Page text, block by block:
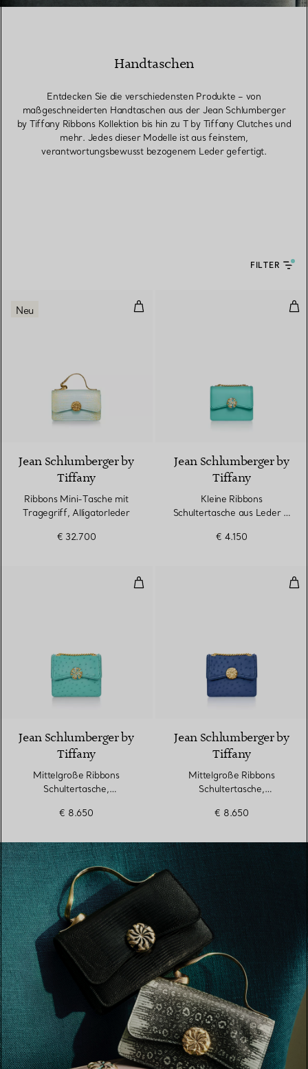
Handtaschen
Entdecken Sie die verschiedensten Produkte – von
maßgeschneiderten Handtaschen aus der Jean Schlumberger
by Tiffany Ribbons Kollektion bis hin zu T by Tiffany Clutches und
mehr. Jedes dieser Modelle ist aus feinstem,
verantwortungsbewusst bezogenem Leder gefertigt.
FILTER
Ribbons Mini-Tasche mit
Neu
Jean Schlumberger by
Tiffany
Ribbons Mini-Tasche mit
Tragegriff, Alligatorleder
€ 32.700
Jean Schlumberger by
Tiffany
Kleine Ribbons
Schultertasche aus Leder in
€ 4.150
Mittelgroße Ribbons
3 Farben
Jean Schlumberger by
Tiffany
Mittelgroße Ribbons
Schultertasche,
€ 8.650
Jean Schlumberger by
Tiffany
Mittelgroße Ribbons
Schultertasche,
€ 8.650